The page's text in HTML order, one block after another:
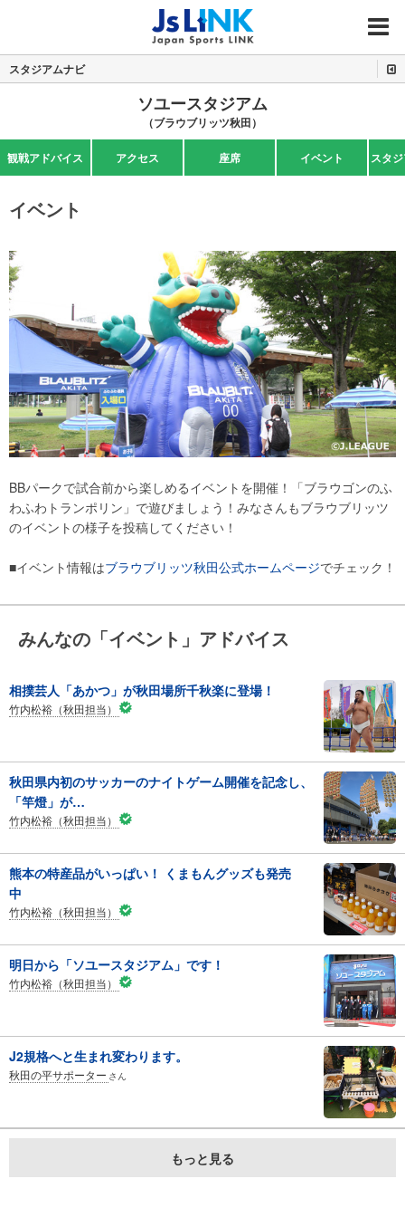
MENU
スタジアムナビ
ソユースタジアム
（ブラウブリッツ秋田）
観戦アドバイス アクセス 座席 イベント スタ
イベント
BBパークで試合前から楽しめるイベントを開催！「ブラウゴンのふ
わふわトランポリン」で遊びましょう！みなさんもブラウブリッツ
のイベントの様子を投稿してください！
■イベント情報はブラウブリッツ秋田公式ホームページでチェック！
みんなの「イベント」アドバイス
相撲芸人「あかつ」が秋田場所千秋楽に登場！
竹内松裕（秋田担当）
秋田県内初のサッカーのナイトゲーム開催を記念し、
「竿燈」が…
竹内松裕（秋田担当）
熊本の特産品がいっぱい！ くまもんグッズも発売
中
竹内松裕（秋田担当）
明日から「ソユースタジアム」です！
竹内松裕（秋田担当）
J2規格へと生まれ変わります。
秋田の平サポーター さん
もっと見る